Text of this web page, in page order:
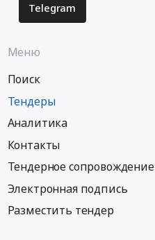
Telegram
Меню
Поиск
Тендеры
Аналитика
Контакты
Тендерное сопровождение
Электронная подпись
Разместить тендер